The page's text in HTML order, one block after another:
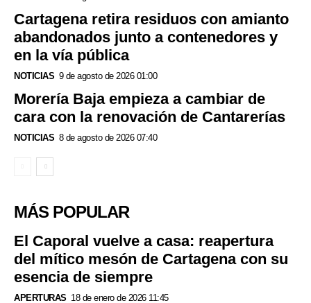
Cartagena retira residuos con amianto
abandonados junto a contenedores y
en la vía pública
NOTICIAS 9 de agosto de 2026 01:00
Morería Baja empieza a cambiar de
cara con la renovación de Cantarerías
NOTICIAS 8 de agosto de 2026 07:40
MÁS POPULAR
El Caporal vuelve a casa: reapertura
del mítico mesón de Cartagena con su
esencia de siempre
APERTURAS 18 de enero de 2026 11:45